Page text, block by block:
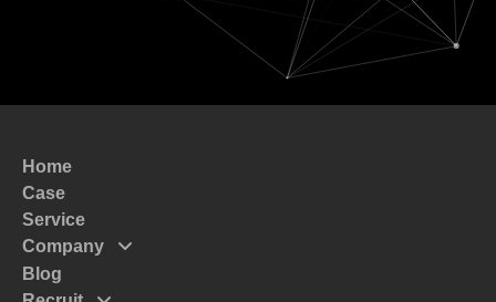
Home
Case
Service
Company
Mission
Blog